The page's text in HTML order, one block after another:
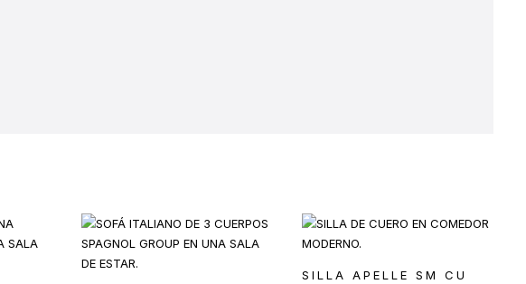
SILLA APELLE SM CU